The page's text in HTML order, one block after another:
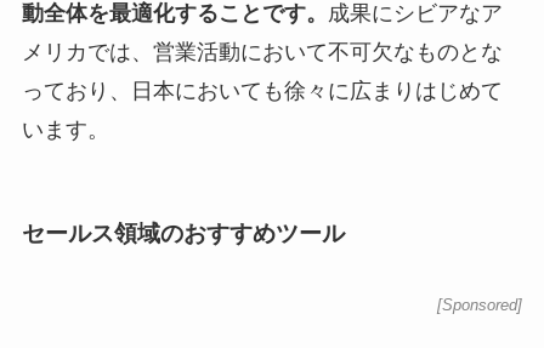
動全体を最適化することです。 成果にシビアなア
メリカでは、営業活動において不可欠なものとな
っており、日本においても徐々に広まりはじめて
います。
セールス領域のおすすめツール
[Sponsored]